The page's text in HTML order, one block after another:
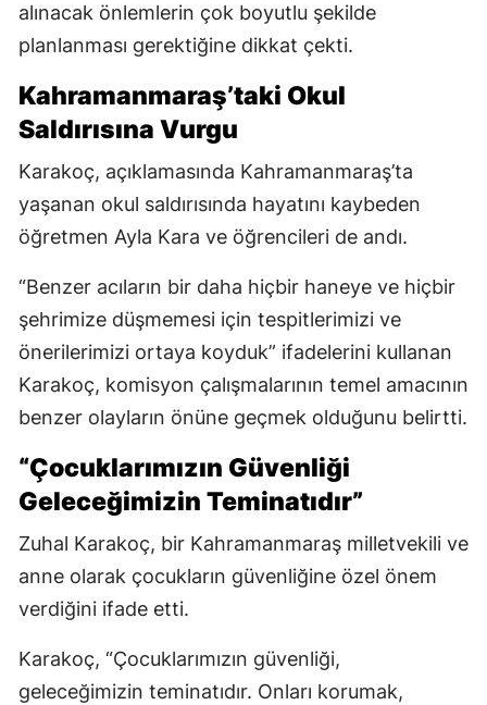
alınacak önlemlerin çok boyutlu şekilde
planlanması gerektiğine dikkat çekti.
Kahramanmaraş’taki Okul
Saldırısına Vurgu
Karakoç, açıklamasında Kahramanmaraş’ta
yaşanan okul saldırısında hayatını kaybeden
öğretmen Ayla Kara ve öğrencileri de andı.
“Benzer acıların bir daha hiçbir haneye ve hiçbir
şehrimize düşmemesi için tespitlerimizi ve
önerilerimizi ortaya koyduk” ifadelerini kullanan
Karakoç, komisyon çalışmalarının temel amacının
benzer olayların önüne geçmek olduğunu belirtti.
“Çocuklarımızın Güvenliği
Geleceğimizin Teminatıdır”
Zuhal Karakoç, bir Kahramanmaraş milletvekili ve
anne olarak çocukların güvenliğine özel önem
verdiğini ifade etti.
Karakoç, “Çocuklarımızın güvenliği,
geleceğimizin teminatıdır. Onları korumak,